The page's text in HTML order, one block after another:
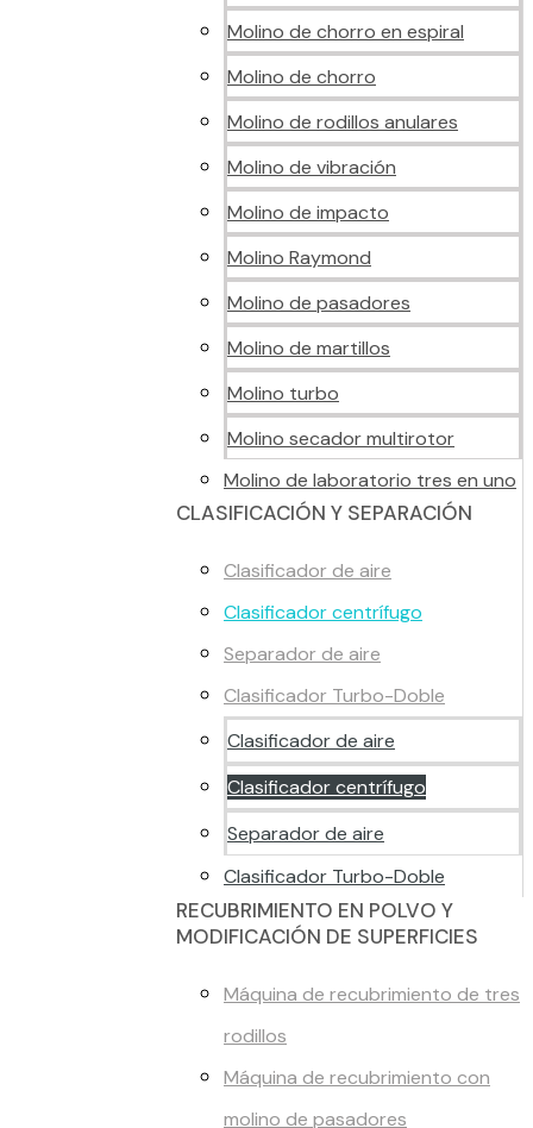
Molino de chorro en espiral
Molino de chorro
Molino de rodillos anulares
Molino de vibración
Molino de impacto
Molino Raymond
Molino de pasadores
Molino de martillos
Molino turbo
Molino secador multirotor
Molino de laboratorio tres en uno
CLASIFICACIÓN Y SEPARACIÓN
Clasificador de aire
Clasificador centrífugo
Separador de aire
Clasificador Turbo-Doble
Clasificador de aire
Clasificador centrífugo
Separador de aire
Clasificador Turbo-Doble
RECUBRIMIENTO EN POLVO Y
MODIFICACIÓN DE SUPERFICIES
Máquina de recubrimiento de tres
rodillos
Máquina de recubrimiento con
molino de pasadores